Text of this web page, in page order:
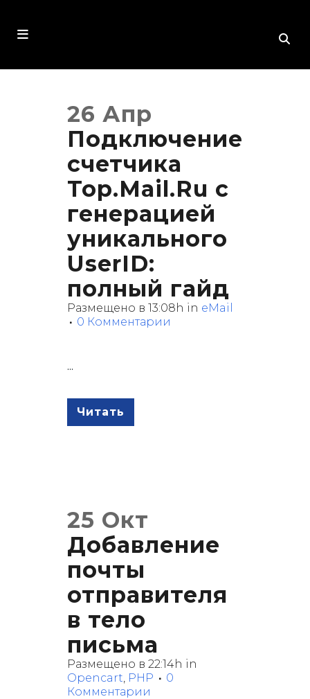
26 Апр
Подключение
счетчика
Top.Mail.Ru с
генерацией
уникального
UserID:
полный гайд
Размещено в 13:08h in eMail
0 Комментарии
...
Читать
25 Окт
Добавление
почты
отправителя
в тело
письма
Размещено в 22:14h in
Opencart, PHP
0
Комментарии